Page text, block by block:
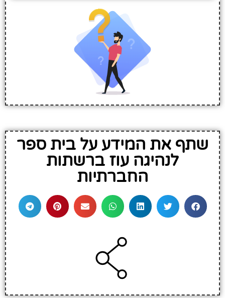
שתף את המידע על בית ספר
לנהיגה עוז ברשתות
החברתיות